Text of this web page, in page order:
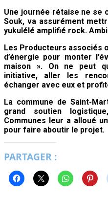
Une journée rétaise ne se
Souk, va assurément
yukulélé amplifié rock.
Les Producteurs associés
d’énergie pour monter
maison ». On ne peut
initiative, aller les
échanger avec eux et
La commune de Saint-
grand soutien
Communes leur a alloué
pour faire aboutir le projet.
PARTAGER :